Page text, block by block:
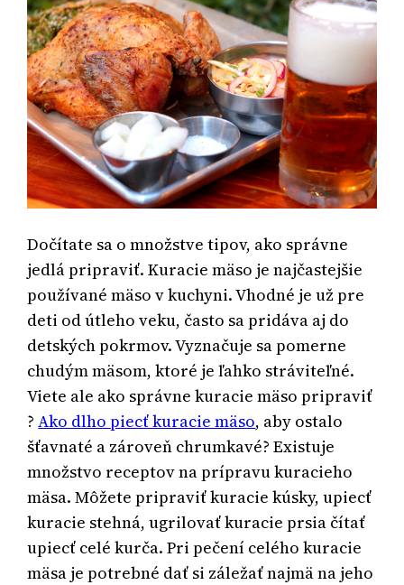
Dočítate sa o množstve tipov, ako správne
jedlá pripraviť. Kuracie mäso je najčastejšie
používané mäso v kuchyni. Vhodné je už pre
deti od útleho veku, často sa pridáva aj do
detských pokrmov. Vyznačuje sa pomerne
chudým mäsom, ktoré je ľahko stráviteľné.
Viete ale ako správne kuracie mäso pripraviť
?Ako dlho piecť kuracie mäso, aby ostalo
šťavnaté a zároveň chrumkavé? Existuje
množstvo receptov na prípravu kuracieho
mäsa. Môžete pripraviť kuracie kúsky, upiecť
kuracie stehná, ugrilovať kuracie prsia čítať
upiecť celé kurča. Pri pečení celého kuracie
mäsa je potrebné dať si záležať najmä na jeho